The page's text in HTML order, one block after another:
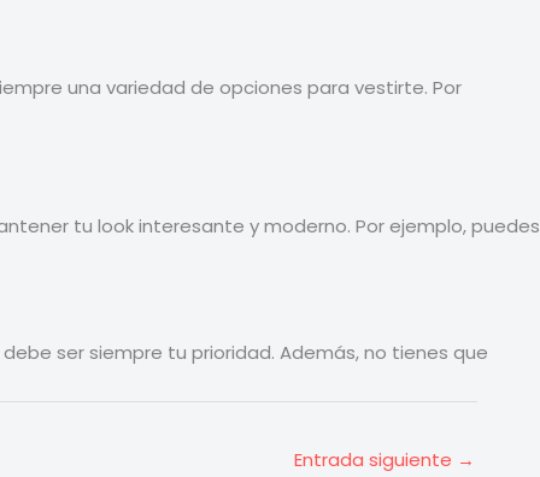
una variedad de opciones para vestirte. Por
tu look interesante y moderno. Por ejemplo, puedes
ser siempre tu prioridad. Además, no tienes que
Entrada siguiente →